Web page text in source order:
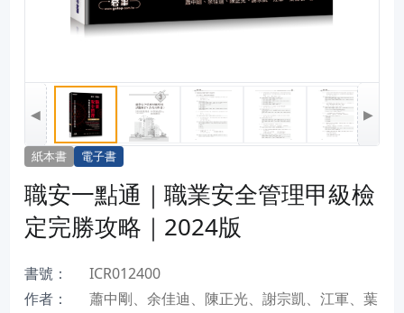
◀ ▶
紙本書 電子書
職安一點通｜職業安全管理甲級檢
定完勝攻略｜2024版
書號：
ICR012400
作者：
蕭中剛、余佳迪、陳正光、謝宗凱、江軍、葉